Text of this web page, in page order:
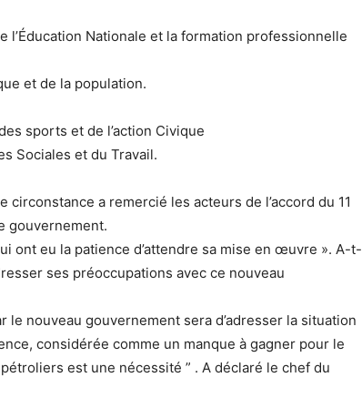
l’Éducation Nationale et la formation professionnelle
et de la population.
sports et de l’action Civique
Sociales et du Travail.
a remercié les acteurs de l’accord du 11
gouvernement.
ont eu la patience d’attendre sa mise en œuvre ». A-t-
ses préoccupations avec ce nouveau
le nouveau gouvernement sera d’adresser la situation
considérée comme un manque à gagner pour le
est une nécessité ” . A déclaré le chef du